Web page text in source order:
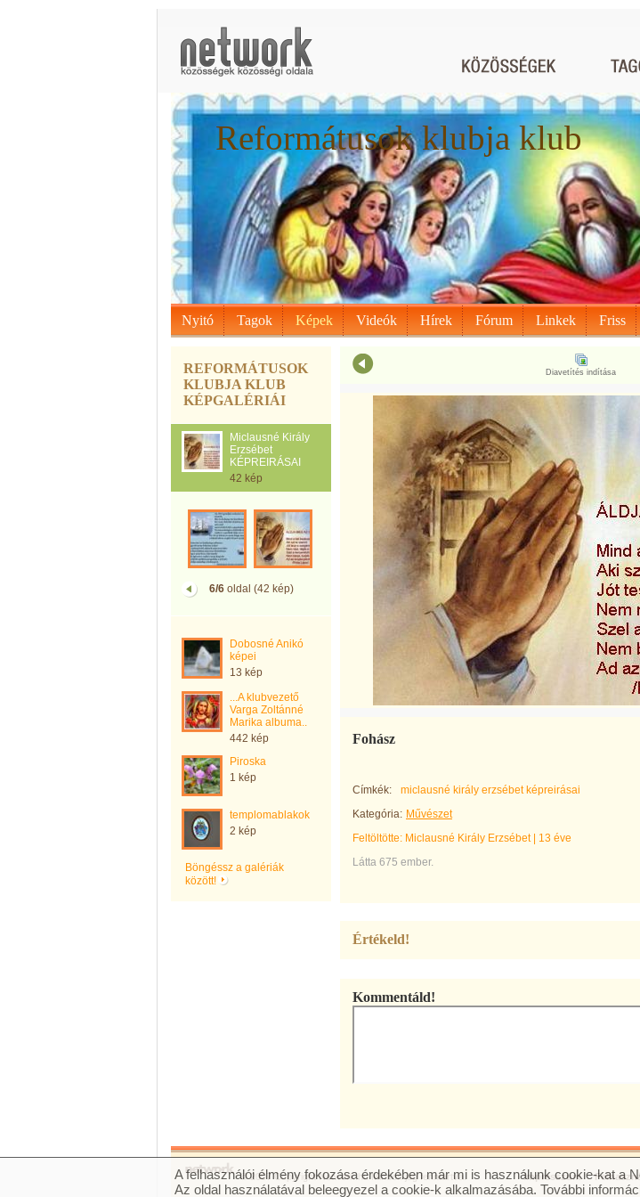
Reformátusok klubja klub
Nyitó Tagok Képek Videók Hírek Fórum Linkek Friss
REFORMÁTUSOK
KLUBJA KLUB
KÉPGALÉRIÁI
Miclausné Király
Erzsébet
KÉPREIRÁSAI
42 kép
6/6oldal (42 kép)
Dobosné Anikó
képei
13 kép
...A klubvezető
Varga Zoltánné
Marika albuma..
442 kép
Piroska
1 kép
templomablakok
2 kép
Böngéssz a galériák
között!
Diavetítés indítása
Fohász
Címkék:
miclausné király erzsébet képreirásai
Kategória: Művészet
Feltöltötte: Miclausné Király Erzsébet| 13 éve
Látta 675 ember.
Értékeld!
Kommentáld!
© 2007 Copyright Network.hu Minden jog fenntartva. Impresszum
A felhasználói élmény fokozása érdekében már mi is használunk cookie-kat a
Az oldal használatával beleegyezel a cookie-k alkalmazásába. További